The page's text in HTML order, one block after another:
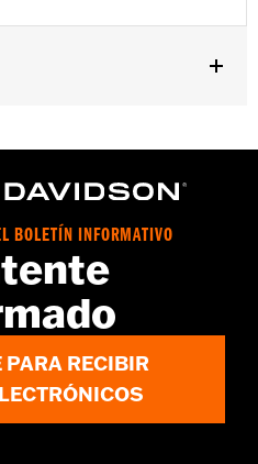
BOLETÍN INFORMATIVO
PARA RECIBIR